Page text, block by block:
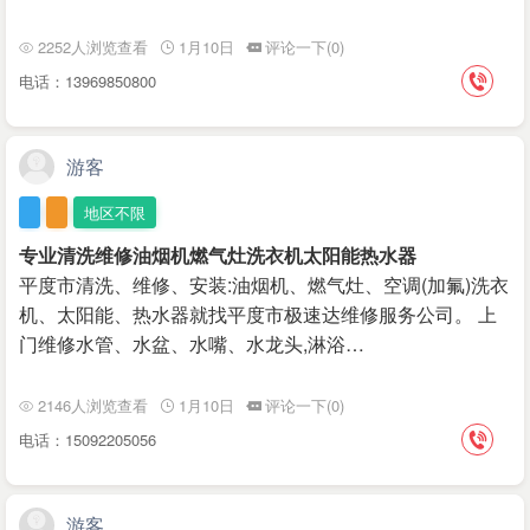
2252人浏览查看 1月10日
评论一下(0)
电话：13969850800
游客
地区不限
专业清洗维修油烟机燃气灶洗衣机太阳能热水器
平度市清洗、维修、安装:油烟机、燃气灶、空调(加氟)洗衣
机、太阳能、热水器就找平度市极速达维修服务公司。 上
门维修水管、水盆、水嘴、水龙头,淋浴…
2146人浏览查看 1月10日
评论一下(0)
电话：15092205056